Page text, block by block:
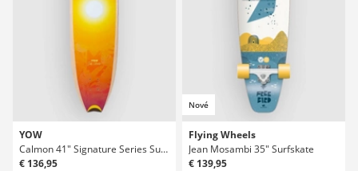
YOW
Calmon 41" Signature Series Surfskate Deck
€ 136,95
Nové
Flying Wheels
Jean Mosambi 35" Surfskate
€ 139,95